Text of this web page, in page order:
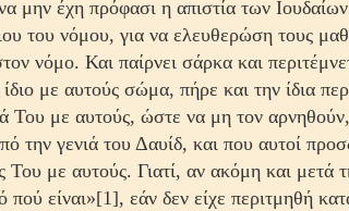
μην έχη πρόφασι η απιστία των Ιουδαίων.
του νόμου, για να ελευθερώση τους
νόμο. Και παίρνει σάρκα και
με αυτούς σώμα, πήρε και την ίδια
Του με αυτούς, ώστε να μη τον
την γενιά του Δαυίδ, και που αυτοί
Του με αυτούς. Γιατί, αν ακόμη και μετά
πού είναι»[1], εάν δεν είχε περιτμηθή